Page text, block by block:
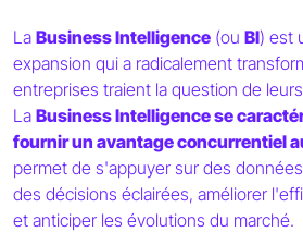
La Business Intelligence (ou BI) est
expansion qui a radicalement
entreprises traient la question de
La Business Intelligence se
fournir un avantage concurrentiel
permet de s'appuyer sur des
des décisions éclairées, améliorer
et anticiper les évolutions du marché.